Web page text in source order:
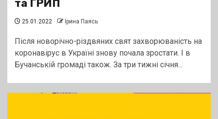
та ГРИП
25.01.2022 Ірина Паясь
Після новорічно-різдвяних свят захворюваність на
коронавірус в Україні знову почала зростати. І в
Бучанській громаді також. За три тижні січня...